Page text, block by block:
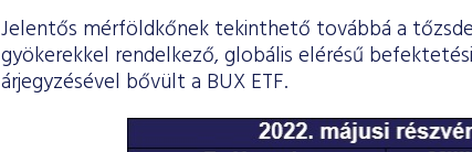
Jelentős mérföldkőnek tekinthető továbbá a
gyökerekkel rendelkező, globális elérésű
árjegyzésével bővült a BUX ETF.